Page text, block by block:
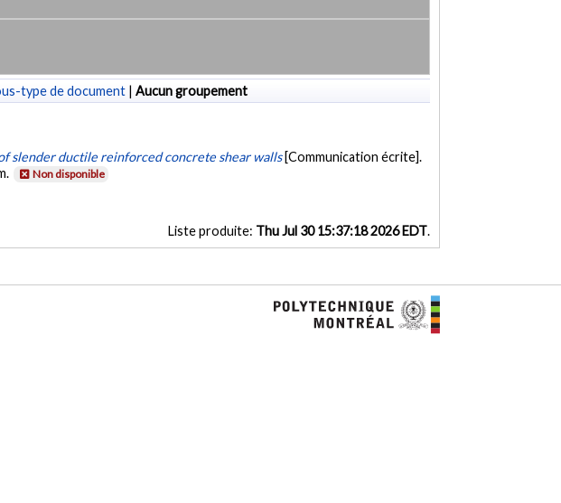
type de document | Aucun groupement
slender ductile reinforced concrete shear walls [Communication écrite].
Non disponible
Liste produite: Thu Jul 30 15:37:18 2026 EDT.